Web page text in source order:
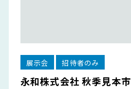
展示会 招待者のみ
永和株式会社 秋季見本市